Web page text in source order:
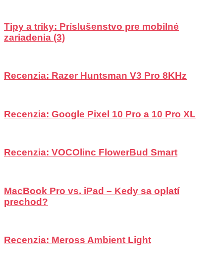
Tipy a triky: Príslušenstvo pre mobilné
zariadenia (3)
Recenzia: Razer Huntsman V3 Pro 8KHz
Recenzia: Google Pixel 10 Pro a 10 Pro XL
Recenzia: VOCOlinc FlowerBud Smart
MacBook Pro vs. iPad – Kedy sa oplatí
prechod?
Recenzia: Meross Ambient Light